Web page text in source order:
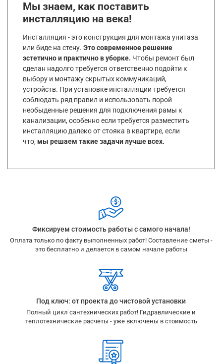
Мы знаем, как поставить
инсталляцию на века!
Инсталляция - это конструкция для монтажа унитаза
или биде на стену. Это современное решение
эстетично и практично в уборке. Чтобы ремонт был
сделан надолго требуется ответственно подойти к
выбору и монтажу скрытых коммуникаций,
устройств. При установке инсталляции требуется
соблюдать ряд правил и использовать порой
необыденные решения для подключения рамы к
канализации, особенно если требуется разместить
инсталляцию далеко от стояка в квартире, если
что, мы решаем такие задачи лучше всех.
Фиксируем стоимость работы с самого начала!
Оплата только по факту выполненных работ! Составление сметы -
это бесплатно и делается в самом начале работы
Под ключ: от проекта до чистовой установки
Полный цикл сантехнических работ! Гидравлические и
теплотехнические расчеты - уже включены в стоимость